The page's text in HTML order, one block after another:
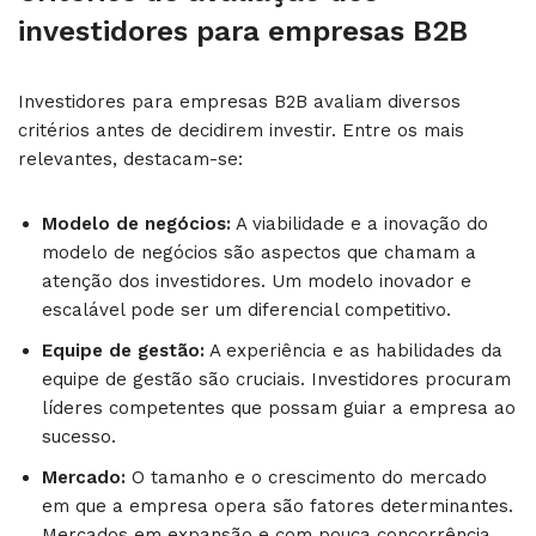
investidores para empresas B2B
Investidores para empresas B2B avaliam diversos
critérios antes de decidirem investir. Entre os mais
relevantes, destacam-se:
Modelo de negócios: A viabilidade e a inovação do
modelo de negócios são aspectos que chamam a
atenção dos investidores. Um modelo inovador e
escalável pode ser um diferencial competitivo.
Equipe de gestão: A experiência e as habilidades da
equipe de gestão são cruciais. Investidores procuram
líderes competentes que possam guiar a empresa ao
sucesso.
Mercado: O tamanho e o crescimento do mercado
em que a empresa opera são fatores determinantes.